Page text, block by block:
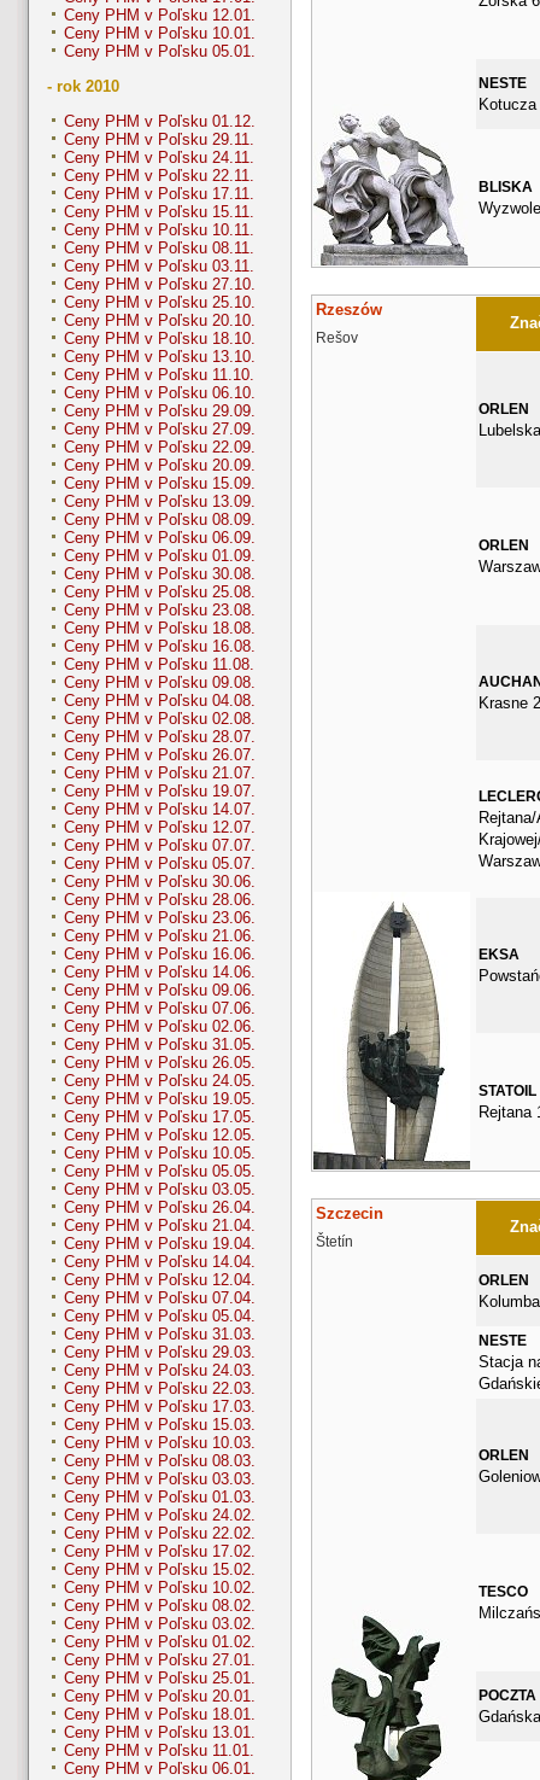
Ceny PHM v Poľsku 12.01.
Ceny PHM v Poľsku 10.01.
Ceny PHM v Poľsku 05.01.
- rok 2010
Ceny PHM v Poľsku 01.12.
Ceny PHM v Poľsku 29.11.
Ceny PHM v Poľsku 24.11.
Ceny PHM v Poľsku 22.11.
Ceny PHM v Poľsku 17.11.
Ceny PHM v Poľsku 15.11.
Ceny PHM v Poľsku 10.11.
Ceny PHM v Poľsku 08.11.
Ceny PHM v Poľsku 03.11.
Ceny PHM v Poľsku 27.10.
Ceny PHM v Poľsku 25.10.
Ceny PHM v Poľsku 20.10.
Ceny PHM v Poľsku 18.10.
Ceny PHM v Poľsku 13.10.
Ceny PHM v Poľsku 11.10.
Ceny PHM v Poľsku 06.10.
Ceny PHM v Poľsku 29.09.
Ceny PHM v Poľsku 27.09.
Ceny PHM v Poľsku 22.09.
Ceny PHM v Poľsku 20.09.
Ceny PHM v Poľsku 15.09.
Ceny PHM v Poľsku 13.09.
Ceny PHM v Poľsku 08.09.
Ceny PHM v Poľsku 06.09.
Ceny PHM v Poľsku 01.09.
Ceny PHM v Poľsku 30.08.
Ceny PHM v Poľsku 25.08.
Ceny PHM v Poľsku 23.08.
Ceny PHM v Poľsku 18.08.
Ceny PHM v Poľsku 16.08.
Ceny PHM v Poľsku 11.08.
Ceny PHM v Poľsku 09.08.
Ceny PHM v Poľsku 04.08.
Ceny PHM v Poľsku 02.08.
Ceny PHM v Poľsku 28.07.
Ceny PHM v Poľsku 26.07.
Ceny PHM v Poľsku 21.07.
Ceny PHM v Poľsku 19.07.
Ceny PHM v Poľsku 14.07.
Ceny PHM v Poľsku 12.07.
Ceny PHM v Poľsku 07.07.
Ceny PHM v Poľsku 05.07.
Ceny PHM v Poľsku 30.06.
Ceny PHM v Poľsku 28.06.
Ceny PHM v Poľsku 23.06.
Ceny PHM v Poľsku 21.06.
Ceny PHM v Poľsku 16.06.
Ceny PHM v Poľsku 14.06.
Ceny PHM v Poľsku 09.06.
Ceny PHM v Poľsku 07.06.
Ceny PHM v Poľsku 02.06.
Ceny PHM v Poľsku 31.05.
Ceny PHM v Poľsku 26.05.
Ceny PHM v Poľsku 24.05.
Ceny PHM v Poľsku 19.05.
Ceny PHM v Poľsku 17.05.
Ceny PHM v Poľsku 12.05.
Ceny PHM v Poľsku 10.05.
Ceny PHM v Poľsku 05.05.
Ceny PHM v Poľsku 03.05.
Ceny PHM v Poľsku 26.04.
Ceny PHM v Poľsku 21.04.
Ceny PHM v Poľsku 19.04.
Ceny PHM v Poľsku 14.04.
Ceny PHM v Poľsku 12.04.
Ceny PHM v Poľsku 07.04.
Ceny PHM v Poľsku 05.04.
Ceny PHM v Poľsku 31.03.
Ceny PHM v Poľsku 29.03.
Ceny PHM v Poľsku 24.03.
Ceny PHM v Poľsku 22.03.
Ceny PHM v Poľsku 17.03.
Ceny PHM v Poľsku 15.03.
Ceny PHM v Poľsku 10.03.
Ceny PHM v Poľsku 08.03.
Ceny PHM v Poľsku 03.03.
Ceny PHM v Poľsku 01.03.
Ceny PHM v Poľsku 24.02.
Ceny PHM v Poľsku 22.02.
Ceny PHM v Poľsku 17.02.
Ceny PHM v Poľsku 15.02.
Ceny PHM v Poľsku 10.02.
Ceny PHM v Poľsku 08.02.
Ceny PHM v Poľsku 03.02.
Ceny PHM v Poľsku 01.02.
Ceny PHM v Poľsku 27.01.
Ceny PHM v Poľsku 25.01.
Ceny PHM v Poľsku 20.01.
Ceny PHM v Poľsku 18.01.
Ceny PHM v Poľsku 13.01.
Ceny PHM v Poľsku 11.01.
Ceny PHM v Poľsku 06.01.
NESTE
Kotucza
BLISKA
Rzeszów
Rešov
ORLEN
ORLEN
Krasne
EKSA
STATOIL
Rejtana
Szczecin
Štetín
ORLEN
NESTE
Stacja
ORLEN
TESCO
POCZTA